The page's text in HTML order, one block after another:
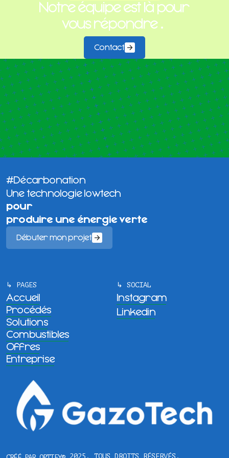
Notre équipe est là pour
vous répondre.
Contact
#Décarbonation
Une technologie lowtech
pour
produire une énergie verte
Débuter mon projet
↳ PAGES
Accueil
Procédés
Solutions
Combustibles
Offres
Entreprise
↳ SOCIAL
Instagram
Linkedin
© 2025, TOUS DROITS RÉSERVÉS.